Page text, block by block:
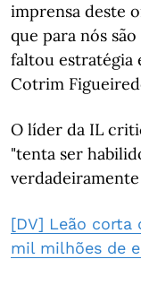
imprensa deste
que para nós
faltou estratégia
Cotrim
O líder da IL
"tenta ser
verdadeiramente
[DV] Leão corta
mil milhões de